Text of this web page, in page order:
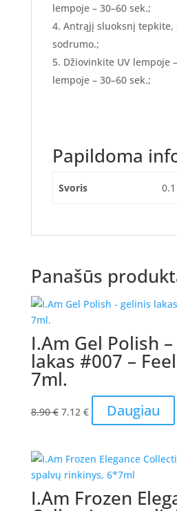
lempoje – 30–60 sek.;
Antrąjį sluoksnį tepkite,
sodrumo.;
Džiovinkite UV lempoje
lempoje – 30–60 sek.;
Papildoma
Svoris
Panašūs
I.Am Gel Polish
lakas #007 –
7ml.
8.90€ Original
8.90 €.
7.12 €Current
price
7.12 €.
Daugiau
I.Am Frozen